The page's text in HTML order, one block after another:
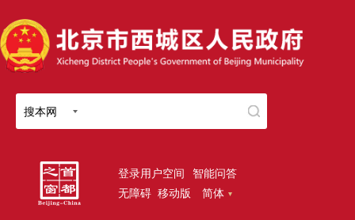
搜本网
登录用户空间 智能问答
无障碍 移动版 简体